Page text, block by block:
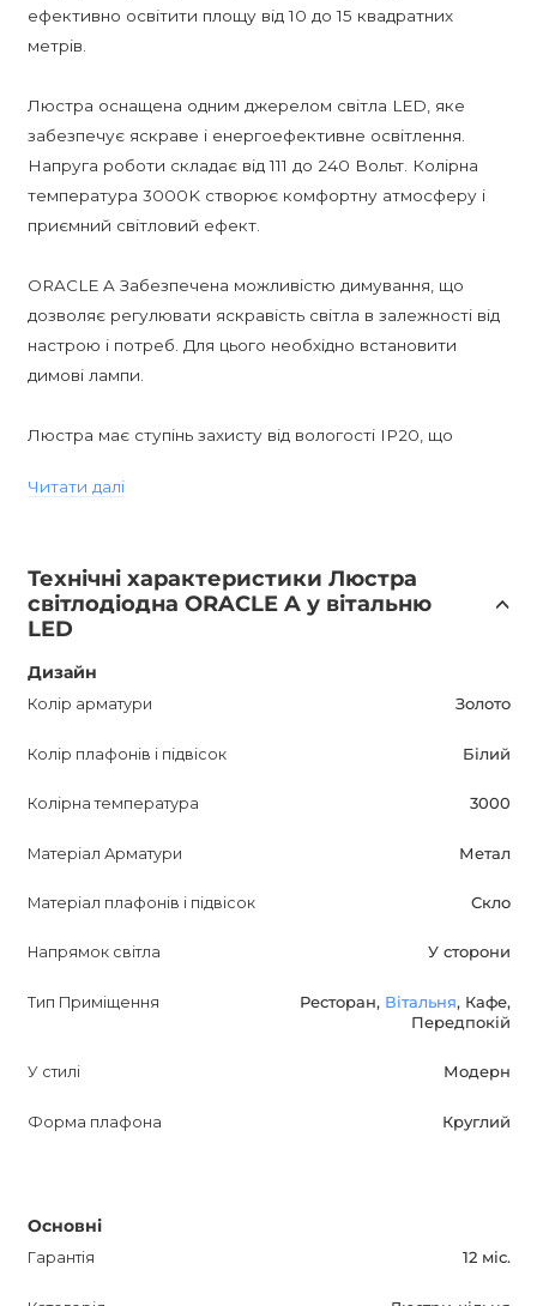
ефективно освітити площу від 10 до 15 квадратних
метрів.
Люстра оснащена одним джерелом світла LED, яке
забезпечує яскраве і енергоефективне освітлення.
Напруга роботи складає від 111 до 240 Вольт. Колірна
температура 3000K створює комфортну атмосферу і
приємний світловий ефект.
ORACLE A Забезпечена можливістю димування, що
дозволяє регулювати яскравість світла в залежності від
настрою і потреб. Для цього необхідно встановити
димові лампи.
Люстра має ступінь захисту від вологості IP20, що
приміщеннях. Вона чудово доповнить інтер'єр у стилі
Придбавши ORACLE A Кільцеву люстру в Україні в
інтернет-магазині AnzAzo, ви отримаєте високу якість і
знижки, а також доставку по всій Україні.
інвестиція в поліпшення вашого простору і комфорту. Ця
люстра стане втіленням сучасного дизайну і додасть
забезпечуємо інформативність і привабливість для
потенційних покупців. ORACLE A - ідеальне рішення для
Читати далі
Технічні характеристики Люстра
світлодіодна ORACLE A у вітальню
LED
Дизайн
Колір арматури Золото
Колір плафонів і підвісок Білий
Колірна температура 3000
Матеріал Арматури Метал
Матеріал плафонів і підвісок Скло
Напрямок світла У сторони
Тип Приміщення Ресторан, Вітальня, Кафе,
Передпокій
У стилі Модерн
Форма плафона Круглий
Основні
Гарантія 12 міс.